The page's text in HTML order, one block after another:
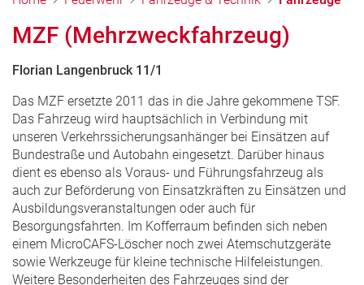
MZF (Mehrzweckfahrzeug)
Florian Langenbruck 11/1
Das MZF ersetzte 2011 das in die Jahre gekommene TSF.
Das Fahrzeug wird hauptsächlich in Verbindung mit
unseren Verkehrssicherungsanhänger bei Einsätzen auf
Bundestraße und Autobahn eingesetzt. Darüber hinaus
dient es ebenso als Voraus- und Führungsfahrzeug als
auch zur Beförderung von Einsatzkräften zu Einsätzen und
Ausbildungsveranstaltungen oder auch für
Besorgungsfahrten. Im Kofferraum befinden sich neben
einem MicroCAFS-Löscher noch zwei Atemschutzgeräte
sowie Werkzeuge für kleine technische Hilfeleistungen.
Weitere Besonderheiten des Fahrzeuges sind der